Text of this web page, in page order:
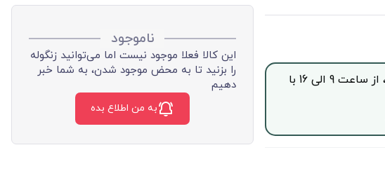
جهت خرید این محصول بصورت اقساط با چک صیادی، از ساعت 9 الی 16 با
ناموجود
این کالا فعلا موجود نیست اما می‌توانید زنگوله
را بزنید تا به محض موجود شدن، به شما خبر
دهیم
به من اطلاع بده